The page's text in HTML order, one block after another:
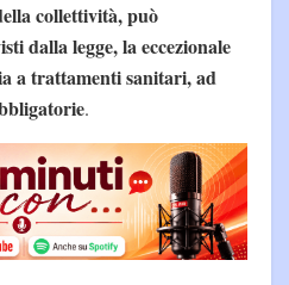
collettività, può
dalla legge, la eccezionale
a trattamenti sanitari, ad
.